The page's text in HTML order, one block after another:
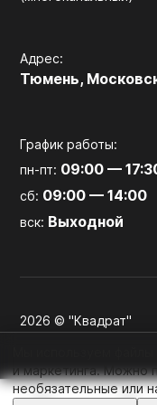
Адрес:
Тюмень,
График работы:
пн-пт: 09:00 —
сб: 09:00 — 14:00
вск: Выходной
2026 © "Квадрат"
и маркетинга. Можно
необязательные или